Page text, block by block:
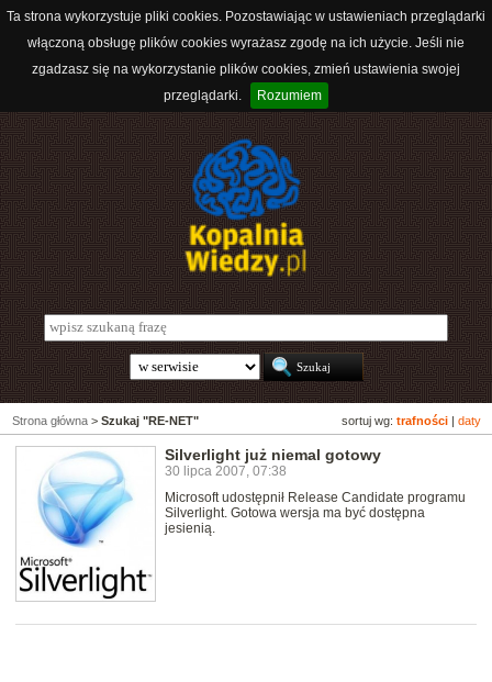
Ta strona wykorzystuje pliki cookies. Pozostawiając w ustawieniach przeglądarki
włączoną obsługę plików cookies wyrażasz zgodę na ich użycie. Jeśli nie
zgadzasz się na wykorzystanie plików cookies, zmień ustawienia swojej
przeglądarki.
Rozumiem
sortuj wg: trafności daty
Strona główna > Szukaj "RE-NET"
Silverlight już niemal gotowy
30 lipca 2007, 07:38
Microsoft udostępnił Release Candidate programu
Silverlight. Gotowa wersja ma być dostępna
jesienią.